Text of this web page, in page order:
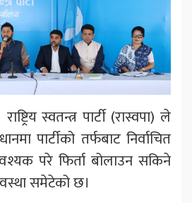
स्वतन्त्र पार्टी (रास्वपा) ले
पार्टीको तर्फबाट निर्वाचित
परे फिर्ता बोलाउन सकिने
समेटेको छ।